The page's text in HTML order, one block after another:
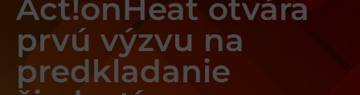
Act!onHeat otvára
prvú výzvu na
predkladanie